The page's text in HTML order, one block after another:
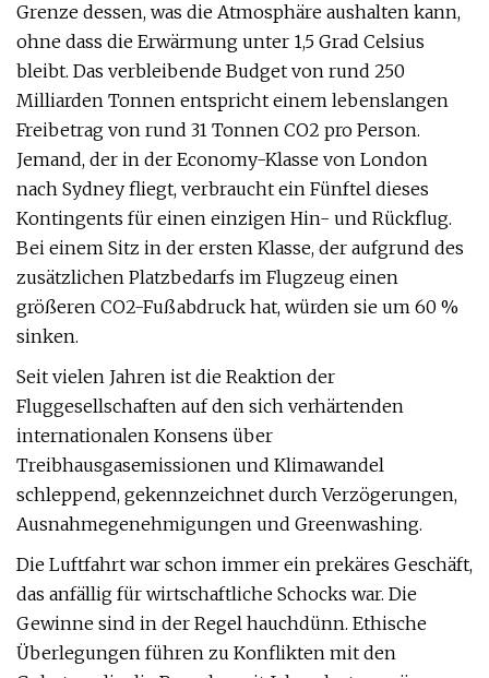
Grenze dessen, was die Atmosphäre aushalten kann,
ohne dass die Erwärmung unter 1,5 Grad Celsius
bleibt. Das verbleibende Budget von rund 250
Milliarden Tonnen entspricht einem lebenslangen
Freibetrag von rund 31 Tonnen CO2 pro Person.
Jemand, der in der Economy-Klasse von London
nach Sydney fliegt, verbraucht ein Fünftel dieses
Kontingents für einen einzigen Hin- und Rückflug.
Bei einem Sitz in der ersten Klasse, der aufgrund des
zusätzlichen Platzbedarfs im Flugzeug einen
größeren CO2-Fußabdruck hat, würden sie um 60 %
sinken.
Seit vielen Jahren ist die Reaktion der
Fluggesellschaften auf den sich verhärtenden
internationalen Konsens über
Treibhausgasemissionen und Klimawandel
schleppend, gekennzeichnet durch Verzögerungen,
Ausnahmegenehmigungen und Greenwashing.
Die Luftfahrt war schon immer ein prekäres Geschäft,
das anfällig für wirtschaftliche Schocks war. Die
Gewinne sind in der Regel hauchdünn. Ethische
Überlegungen führen zu Konflikten mit den